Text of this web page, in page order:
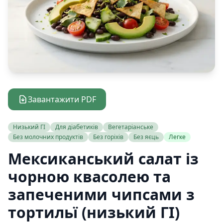
Завантажити PDF
Низький ГІ Для діабетиків
Вегетаріанське
Без молочних продуктів
Без горіхів Без яєць Легке
Мексиканський салат із
чорною квасолею та
запеченими чипсами з
тортильї (низький ГІ)